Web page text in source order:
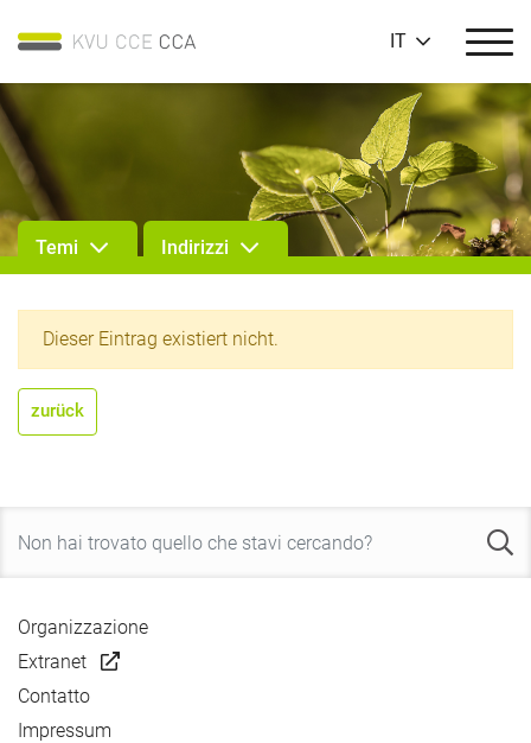
IT
Temi Indirizzi
Dieser Eintrag existiert nicht.
zurück
Organizzazione
Extranet
Contatto
Impressum